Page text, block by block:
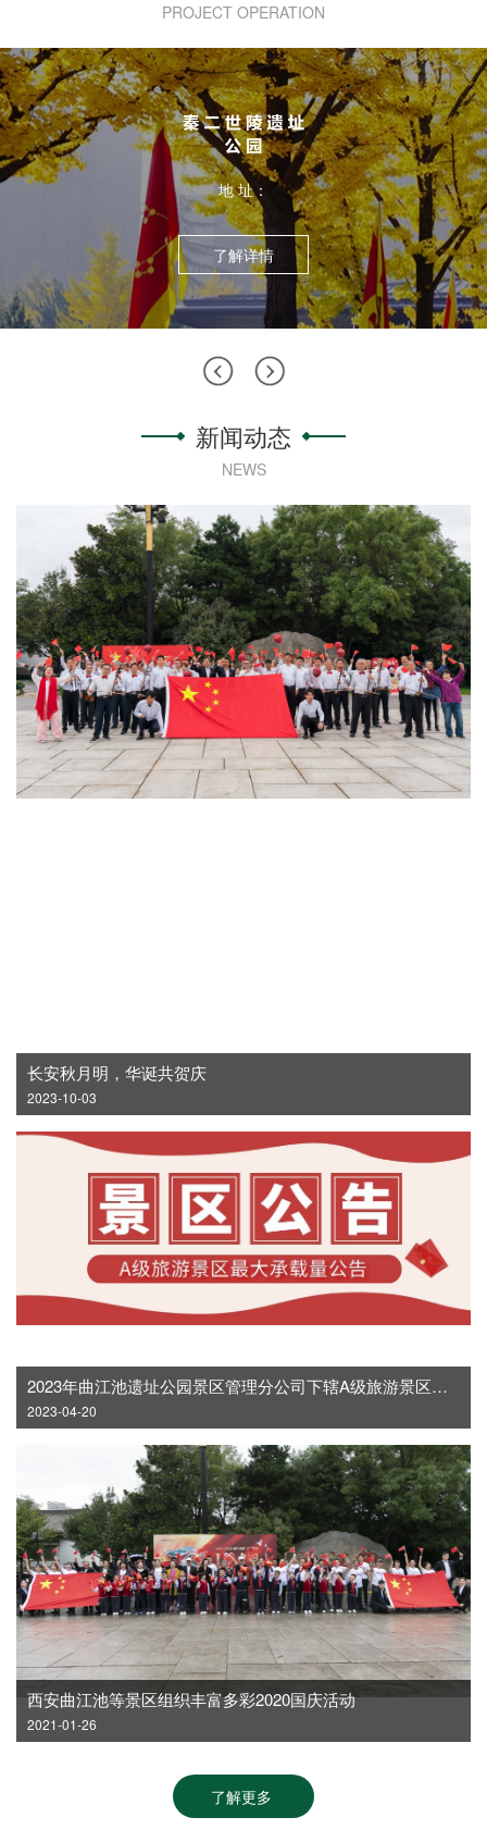
PROJECT OPERATION
地 址：
了解详情
新闻动态
NEWS
长安秋月明，华诞共贺庆
2023-10-03
2023年曲江池遗址公园景区管理分公司下辖A级旅游景区最大承载量公告
2023-04-20
西安曲江池等景区组织丰富多彩2020国庆活动
2021-01-26
了解更多